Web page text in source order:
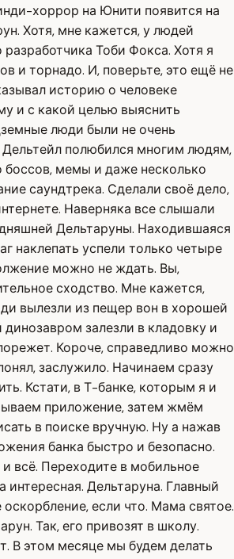
хоррор на Юнити появится на
Хотя, мне кажется, у людей
Тоби Фокса. Хотя я
и торнадо. И, поверьте, это ещё не
историю о человеке
и с какой целью выяснить
люди были не очень
Дельтейл полюбился многим людям,
боссов, мемы и даже несколько
саундтрека. Сделали своё дело,
Наверняка все слышали
Дельтаруны. Находившаяся
наклепать успели только четыре
можно не ждать. Вы,
сходство. Мне кажется,
вылезли из пещер вон в хорошей
залезли в кладовку и
Короче, справедливо можно
заслужило. Начинаем сразу
Кстати, в Т-банке, которым я и
приложение, затем жмём
в поиске вручную. Ну а нажав
банка быстро и безопасно.
всё. Переходите в мобильное
Дельтаруна. Главный
если что. Мама святое.
Так, его привозят в школу.
В этом месяце мы будем делать